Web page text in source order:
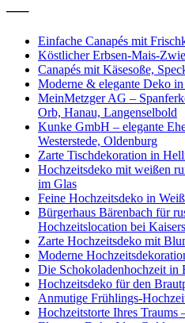
—–
Einfache Canapés mit
Köstlicher Erbsen-Mais-
Canapés mit Käsesoße,
Moderne & elegante Deko
MeinMetzger AG –
Orb, Hanau, Langenselbold
Kunke GmbH – elegante
Westerstede, Oldenburg
Zarte Tischdekoration in
Hochzeitsdeko mit weißen
im Glas
Feine Hochzeitsdeko in
Bürgerhaus Bärenbach für
Hochzeitslocation bei
Zarte Hochzeitsdeko mit
Moderne
Die Schokoladenhochzeit in
Hochzeitsdeko für den
Anmutige Frühlings-
Hochzeitstorte Ihres Traums